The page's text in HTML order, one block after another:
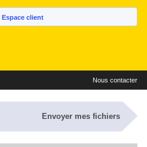
Espace client
Nous contacter
Envoyer mes fichiers